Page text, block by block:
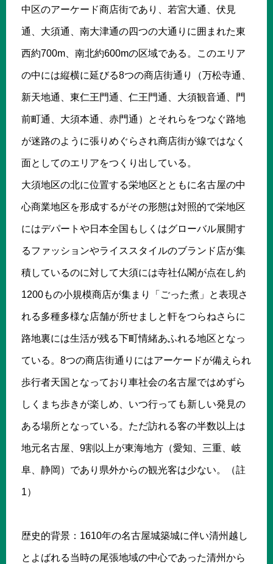
中区のアーケード商店街であり、若宮大通、伏見
通、大須通、南大津通の四つの大通りに囲まれた東
西約700m、南北約600mの区域である。このエリア
の中には縦横に延びる8つの商店街通り（万松寺通、
新天地通、東仁王門通、仁王門通、大須観音通、門
前町通、大須本通、赤門通）とそれらをつなぐ路地
が迷路のように張りめぐらされ商店街が線ではなく
面としてのエリアをつくり出している。
大須地区の北に位置する栄地区とともに名古屋の中
心商業地区を形成するがその形態は対照的で栄地区
にはデパートや日本全国もしくはグローバル展開す
るファッションやライススタイルのブランド店が集
積しているのに対して大須には寺社仏閣が点在し約
1200もの小規模商店が集まり「ごった煮」と表現さ
れる多種多様な店舗が所せましと軒をつらねさらに
路地裏には生活が残る下町情緒あふれる地区となっ
ている。8つの商店街通りにはアーケードが備えられ
歩行者天国となっており車社会の名古屋ではめずら
しくまち歩きが楽しめ、いつ行っても新しい発見の
ある場所となっている。ただ訪れる客の半数以上は
地元名古屋、9割以上が東海地方（愛知、三重、岐
阜、静岡）であり県外からの観光客は少ない。（註
1）
歴史的背景：1610年の名古屋城築城に伴い清州越し
とよばれる当時の尾張地域の中心であった清州から